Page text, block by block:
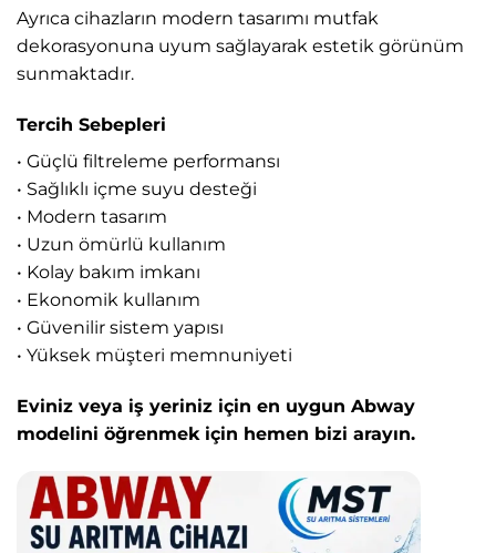
Ayrıca cihazların modern tasarımı mutfak
dekorasyonuna uyum sağlayarak estetik görünüm
sunmaktadır.
Tercih Sebepleri
• Güçlü filtreleme performansı
• Sağlıklı içme suyu desteği
• Modern tasarım
• Uzun ömürlü kullanım
• Kolay bakım imkanı
• Ekonomik kullanım
• Güvenilir sistem yapısı
• Yüksek müşteri memnuniyeti
Eviniz veya iş yeriniz için en uygun Abway
modelini öğrenmek için hemen bizi arayın.